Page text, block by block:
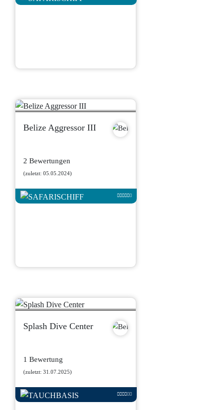
Belize Aggressor III
2 Bewertungen
(zuletzt: 05.05.2024)
Splash Dive Center
1 Bewertung
(zuletzt: 31.07.2025)